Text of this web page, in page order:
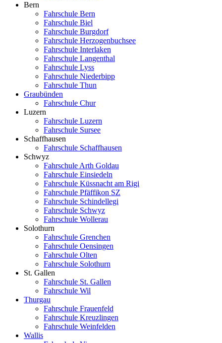
Bern
Fahrschule Bern
Fahrschule Biel
Fahrschule Burgdorf
Fahrschule Herzogenbuchsee
Fahrschule Interlaken
Fahrschule Langenthal
Fahrschule Lyss
Fahrschule Niederbipp
Fahrschule Thun
Graubünden
Fahrschule Chur
Luzern
Fahrschule Luzern
Fahrschule Sursee
Schaffhausen
Fahrschule Schaffhausen
Schwyz
Fahrschule Arth Goldau
Fahrschule Einsiedeln
Fahrschule Küssnacht am Rigi
Fahrschule Pfäffikon SZ
Fahrschule Schindellegi
Fahrschule Schwyz
Fahrschule Wollerau
Solothurn
Fahrschule Grenchen
Fahrschule Oensingen
Fahrschule Olten
Fahrschule Solothurn
St. Gallen
Fahrschule St. Gallen
Fahrschule Wil
Thurgau
Fahrschule Frauenfeld
Fahrschule Kreuzlingen
Fahrschule Weinfelden
Wallis